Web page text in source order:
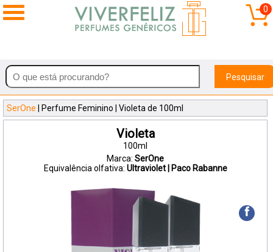
0
Pesquisar
SerOne | Perfume Feminino | Violeta de 100ml
Violeta
100ml
Marca: SerOne
Equivalência olfativa: Ultraviolet | Paco Rabanne
f